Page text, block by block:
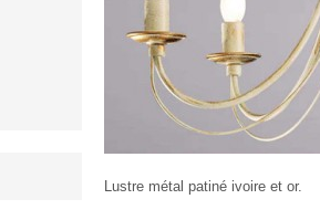
Lustre métal patiné ivoire et or.